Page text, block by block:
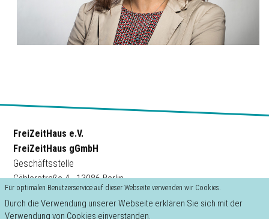
Für optimalen Benutzerservice auf dieser Webseite verwenden wir Cookies.
Durch die Verwendung unserer Webseite erklären Sie sich mit der
Verwendung von Cookies einverstanden.
FreiZeitHaus e.V.
FreiZeitHaus gGmbH
Geschäftsstelle
Gäblerstraße 4 · 13086 Berlin
Impressum